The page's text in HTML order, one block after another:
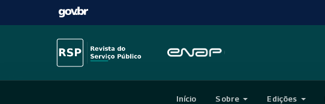
Início Sobre Edições